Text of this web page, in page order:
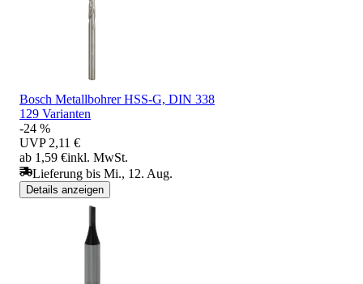
Bosch Metallbohrer HSS-G, DIN 338
129 Varianten
-24 %
UVP 2,11 €
ab 1,59 €inkl. MwSt.
Lieferung bis Mi., 12. Aug.
Details anzeigen